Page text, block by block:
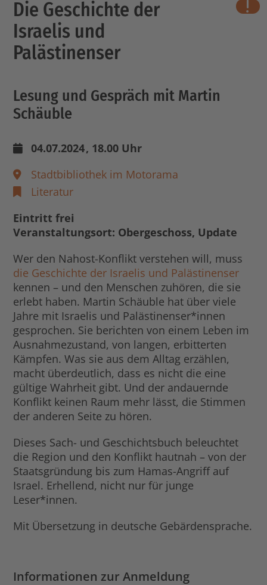
Die Geschichte der
Israelis und
Palästinenser
Lesung und Gespräch mit Martin
Schäuble
04.07.2024, 18.00 Uhr
Stadtbibliothek im Motorama
Literatur
Eintritt frei
Veranstaltungsort: Obergeschoss, Update
Wer den Nahost-Konflikt verstehen will, muss
die Geschichte der Israelis und Palästinenser
kennen – und den Menschen zuhören, die sie
erlebt haben. Martin Schäuble hat über viele
Jahre mit Israelis und Palästinenser*innen
gesprochen. Sie berichten von einem Leben im
Ausnahmezustand, von langen, erbitterten
Kämpfen. Was sie aus dem Alltag erzählen,
macht überdeutlich, dass es nicht die eine
gültige Wahrheit gibt. Und der andauernde
Konflikt keinen Raum mehr lässt, die Stimmen
der anderen Seite zu hören.
Dieses Sach- und Geschichtsbuch beleuchtet
die Region und den Konflikt hautnah – von der
Staatsgründung bis zum Hamas-Angriff auf
Israel. Erhellend, nicht nur für junge
Leser*innen.
Mit Übersetzung in deutsche Gebärdensprache.
Informationen zur Anmeldung